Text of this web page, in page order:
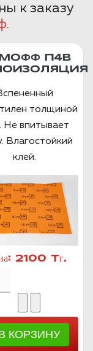
к заказу
.
П4В
толщиной
Не впитывает
Влагостойкий
клей.
2100 Тг.